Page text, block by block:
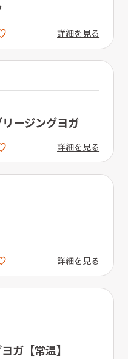
詳細を見る
ージングヨガ
詳細を見る
詳細を見る
ガ【常温】